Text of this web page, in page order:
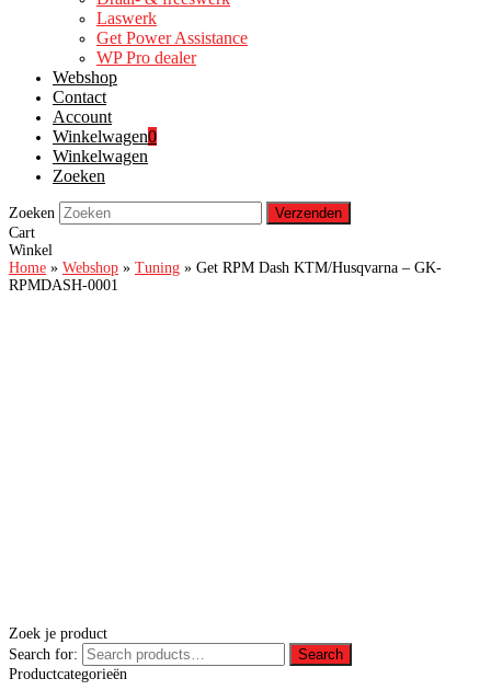
Laswerk
Get Power Assistance
WP Pro dealer
Webshop
Contact
Account
Winkelwagen0
Winkelwagen
Zoeken
Zoeken
Verzenden
Cart
Winkel
Home » Webshop » Tuning » Get RPM Dash KTM/Husqvarna – GK-
RPMDASH-0001
Zoek je product
Search for:
Search
Productcategorieën